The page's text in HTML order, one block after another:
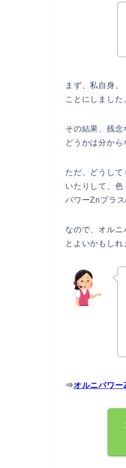
まず、私自身
ことにしました
その結果、残
どうかは分から
ただ、どうし
いたりして、
パワーZnプラ
なので、オル
とよいかもしれ
⇒オルニパワー